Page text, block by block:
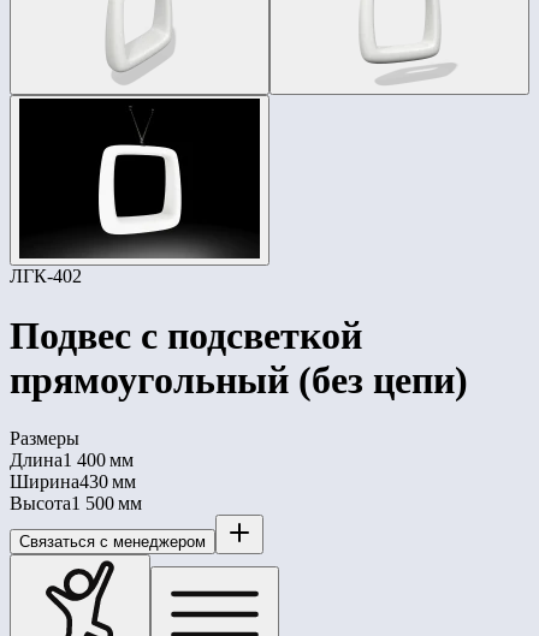
ЛГК-402
Подвес с подсветкой
прямоугольный (без цепи)
Размеры
Длина1 400 мм
Ширина430 мм
Высота1 500 мм
Связаться с менеджером